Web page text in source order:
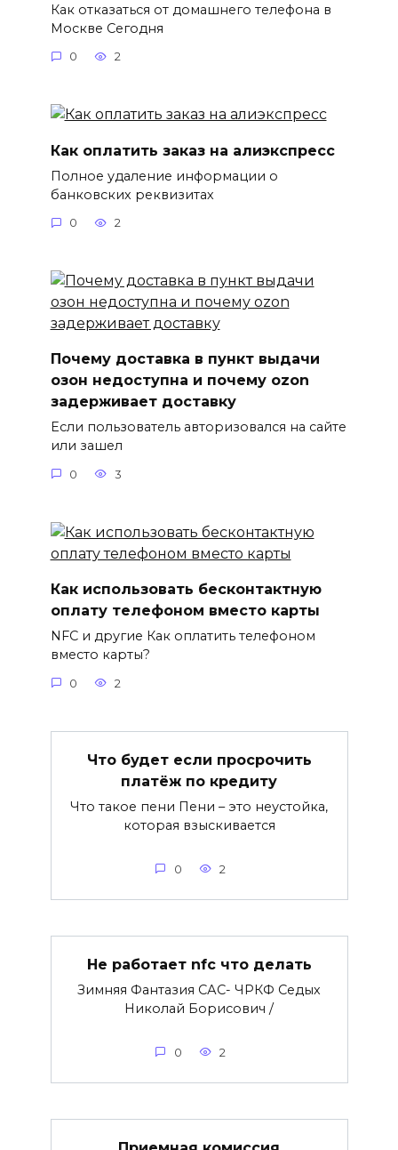
Как отказаться от домашнего телефона в
Москве Сегодня
0 2
Как оплатить заказ на алиэкспресс
Полное удаление информации о
банковских реквизитах
0 2
Почему доставка в пункт выдачи
озон недоступна и почему ozon
задерживает доставку
Если пользователь авторизовался на сайте
или зашел
0 3
Как использовать бесконтактную
оплату телефоном вместо карты
NFC и другие Как оплатить телефоном
вместо карты?
0 2
Что будет если просрочить
платёж по кредиту
Что такое пени Пени – это неустойка,
которая взыскивается
0 2
Не работает nfc что делать
Зимняя Фантазия САС- ЧРКФ Седых
Николай Борисович /
0 2